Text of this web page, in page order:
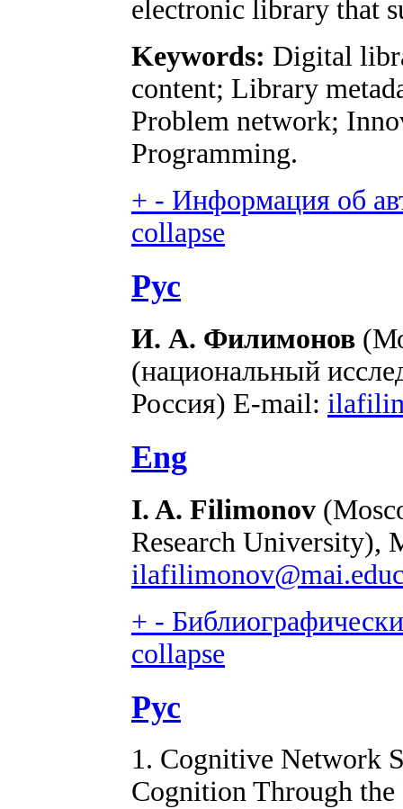
electronic library that
Keywords: Digital
content; Library
Problem network;
Programming.
+ - Информация об
collapse
Рус
И. А. Филимонов
(национальный
Россия) E-mail:
Eng
I. A. Filimonov
Research University),
+ -
collapse
Рус
1. Cognitive Network
Cognition Through